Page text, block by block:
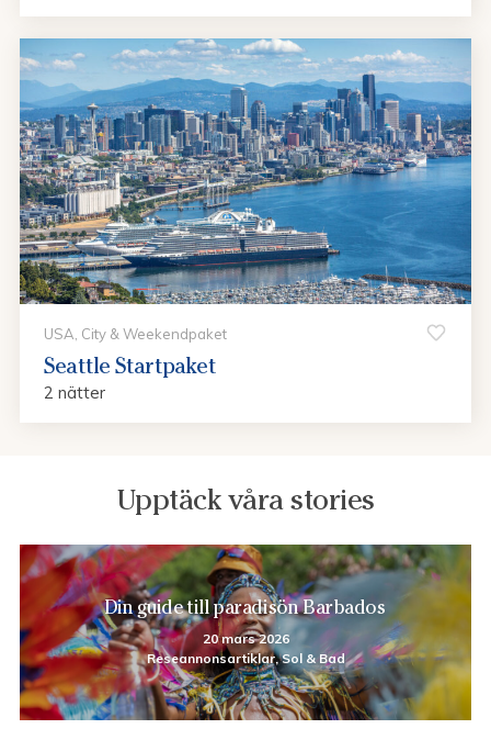
USA, City & Weekendpaket
Seattle Startpaket
2 nätter
Upptäck våra stories
Din guide till paradisön Barbados
20 mars 2026
Reseannonsartiklar, Sol & Bad